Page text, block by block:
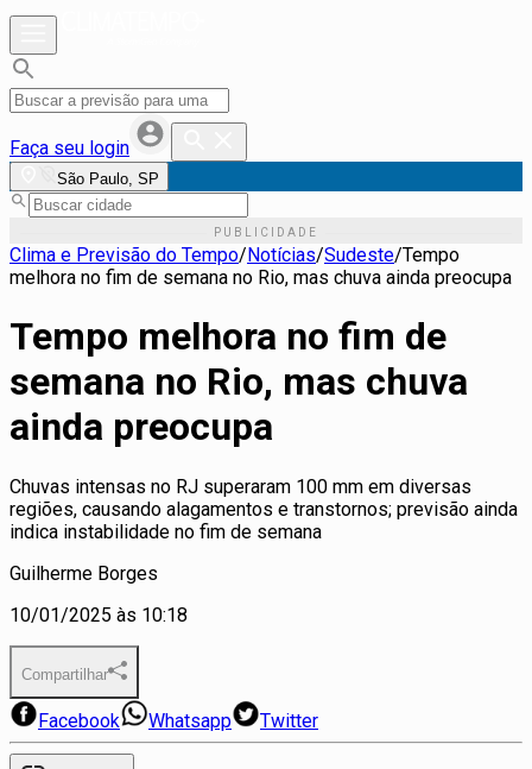
Faça seu login
São Paulo, SP
Clima e Previsão do Tempo/Notícias/Sudeste/Tempo
melhora no fim de semana no Rio, mas chuva ainda preocupa
Tempo melhora no fim de
semana no Rio, mas chuva
ainda preocupa
Chuvas intensas no RJ superaram 100 mm em diversas
regiões, causando alagamentos e transtornos; previsão ainda
indica instabilidade no fim de semana
Guilherme Borges
10/01/2025 às 10:18
Compartilhar
Facebook Whatsapp Twitter